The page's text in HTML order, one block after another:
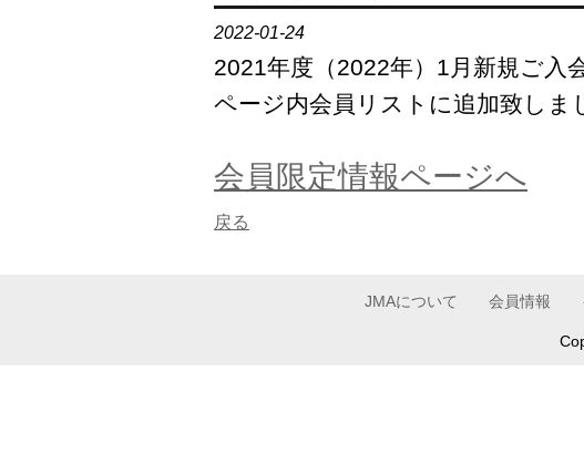
2022-01-24
2021年度（2022年）1月新規ご
ページ内会員リストに追加致しま
会員限定情報ページへ
戻る
JMAについて 会員情報